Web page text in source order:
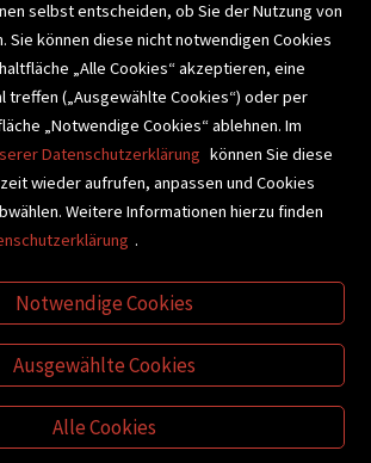
selbst entscheiden, ob Sie der Nutzung von
Sie können diese nicht notwendigen Cookies
„Alle Cookies“ akzeptieren, eine
treffen („Ausgewählte Cookies“) oder per
„Notwendige Cookies“ ablehnen. Im
Datenschutzerklärung können Sie diese
wieder aufrufen, anpassen und Cookies
Weitere Informationen hierzu finden
.
Notwendige Cookies
Ausgewählte Cookies
Alle Cookies